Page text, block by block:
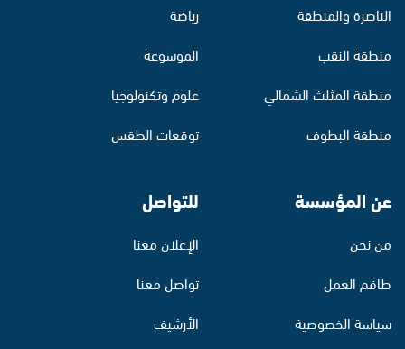
الناصرة والمنطقة
منطقة النقب
منطقة المثلث الشمالي
منطقة البطوف
رياضة
الموسوعة
علوم وتكنولوجيا
توقعات الطقس
عن المؤسسة
من نحن
طاقم العمل
سياسة الخصوصية
للتواصل
الإعلان معنا
تواصل معنا
الأرشيف